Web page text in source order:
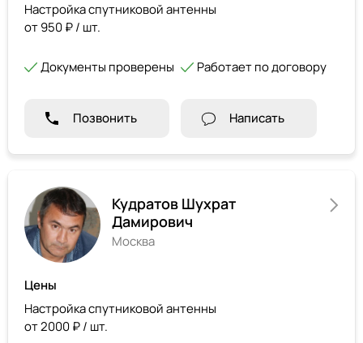
Настройка спутниковой антенны
от 950 ₽ / шт.
Документы проверены Работает по договору
Позвонить Написать
Кудратов Шухрат
Дамирович
Москва
Цены
Настройка спутниковой антенны
от 2000 ₽ / шт.